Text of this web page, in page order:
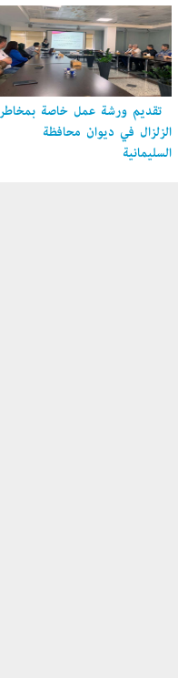
تقديم ورشة عمل خاصة بمخاطر
الزلزال في ديوان محافظة
السليمانية